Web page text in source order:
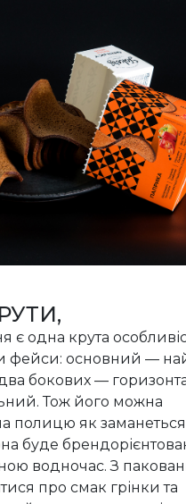
є одна крута
фейси: основний —
бокових —
Тож його можна
полицю як заманеться,
буде
водночас. З
про смак грінки та